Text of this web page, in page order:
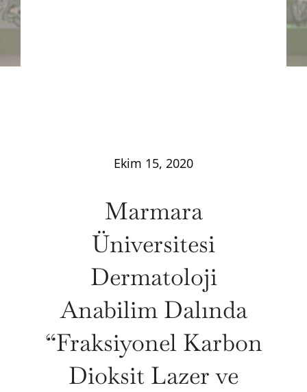
Ekim 15, 2020
Marmara
Üniversitesi
Dermatoloji
Anabilim Dalında
“Fraksiyonel Karbon
Dioksit Lazer ve